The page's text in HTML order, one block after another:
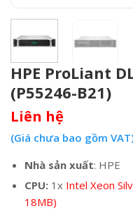
HPE ProLiant
(P55246-B21)
Liên hệ
(Giá chưa bao gồm
Nhà sản xuất: HPE
CPU:1x Intel Xeon
18MB)